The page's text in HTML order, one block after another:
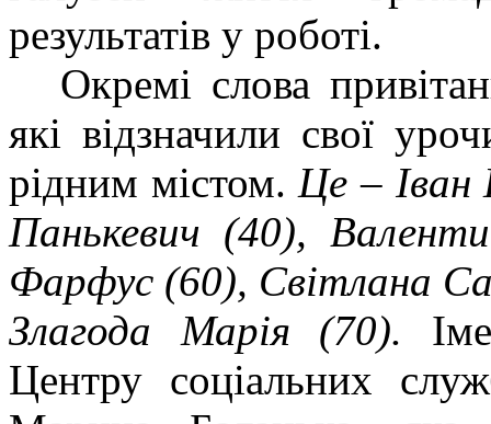
результатів у роботі.
Окремі слова
які відзначили свої
рідним містом.Це – Іван
Панькевич (40),
Фарфус (60), Світлана
Злагода Марія (70).
Центру соціальних